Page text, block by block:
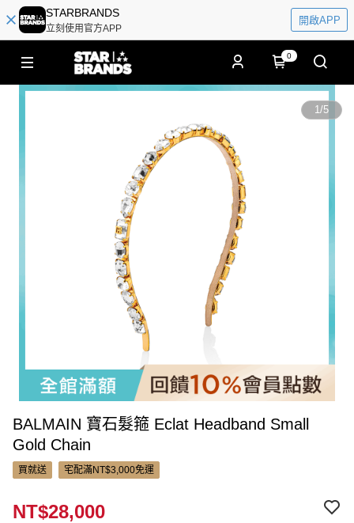
STARBRANDS
立刻使用官方APP
開啟APP
0
1/5
BALMAIN 寶石髮箍 Eclat Headband Small
Gold Chain
買就送 宅配滿NT$3,000免運
NT$28,000